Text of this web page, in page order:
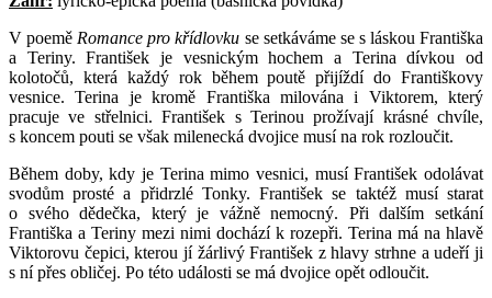
V poemě Romance pro křídlovku se setkáváme se s láskou Františka
a Teriny. František je vesnickým hochem a Terina dívkou od
kolotočů, která každý rok během poutě přijíždí do Františkovy
vesnice. Terina je kromě Františka milována i Viktorem, který
pracuje ve střelnici. František s Terinou prožívají krásné chvíle,
s koncem pouti se však milenecká dvojice musí na rok rozloučit.
Během doby, kdy je Terina mimo vesnici, musí František odolávat
svodům prosté a přidrzlé Tonky. František se taktéž musí starat
o svého dědečka, který je vážně nemocný. Při dalším setkání
Františka a Teriny mezi nimi dochází k rozepři. Terina má na hlavě
Viktorovu čepici, kterou jí žárlivý František z hlavy strhne a udeří ji
s ní přes obličej. Po této události se má dvojice opět odloučit.